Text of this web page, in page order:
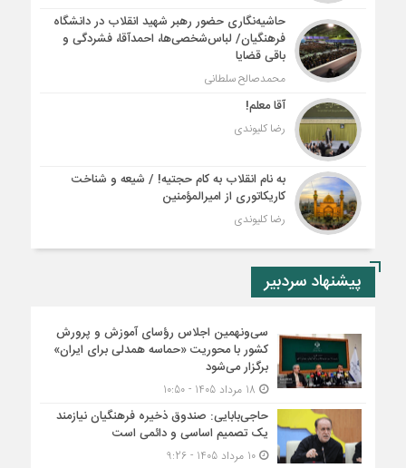
حاشیه‌نگاری حضور رهبر شهید انقلاب در دانشگاه
فرهنگیان/ لباس‌شخصی‌ها، احمدآقا، فشردگی و
باقی قضایا
محمدصالح سلطانی
آقا معلم!
رضا کلیوندی
به نام انقلاب به کام حجتیه! / شیعه و شناخت
کاریکاتوری از امیرالمؤمنین
رضا کلیوندی
پیشنهاد سردبیر
سی‌ونهمین اجلاس رؤسای آموزش و پرورش
کشور با محوریت «حماسه همدلی برای ایران»
برگزار می‌شود
حاجی‌بابایی: صندوق ذخیره فرهنگیان نیازمند
یک تصمیم اساسی و دائمی است
10 مرداد 1405 - 9:26